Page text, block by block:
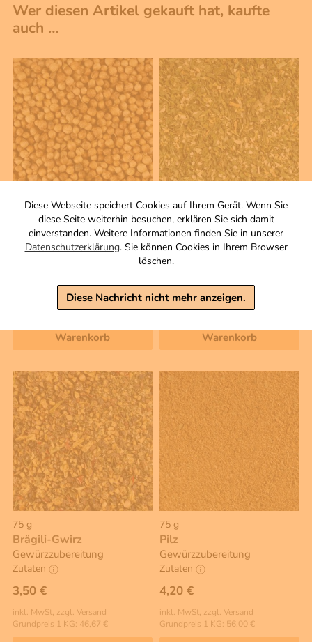
Diese Webseite speichert Cookies auf Ihrem Gerät. Wenn Sie
diese Seite weiterhin besuchen, erklären Sie sich damit
einverstanden. Weitere Informationen finden Sie in unserer
Datenschutzerklärung. Sie können Cookies in Ihrem Browser
löschen.
Diese Nachricht nicht mehr anzeigen.
Wer diesen Artikel gekauft hat, kaufte
auch …
50 g
Koriander
Samen, ganz.
inkl. MwSt, zzgl. Versand
Grundpreis 1 KG: 48,00 €
Warenkorb
50 g
Käse & Quark
Gewürzmischung
Zutaten
inkl. MwSt, zzgl. Versand
Grundpreis 1 KG: 70,00 €
Warenkorb
75 g
Brägili-Gwirz
Gewürzzubereitung
Zutaten
3,50 €
inkl. MwSt, zzgl. Versand
Grundpreis 1 KG: 46,67 €
75 g
Pilz
Gewürzzubereitung
Zutaten
4,20 €
inkl. MwSt, zzgl. Versand
Grundpreis 1 KG: 56,00 €